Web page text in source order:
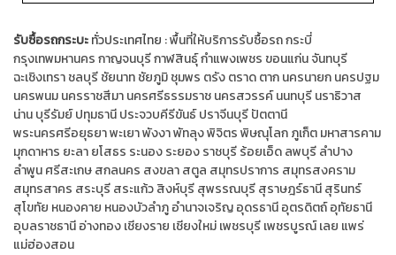
รับซื้อรถกระบะทั่วประเทศไทย :พื้นที่ให้บริการรับซื้อรถกระบี่
กรุงเทพมหานครกาญจนบุรีกาฬสินธุ์กำแพงเพชร ขอนแก่นจันทบุรี
ฉะเชิงเทราชลบุรีชัยนาทชัยภูมิชุมพร ตรังตราดตากนครนายกนครปฐม
นครพนมนครราชสีมานครศรีธรรมราชนครสวรรค์นนทบุรีนราธิวาส
น่านบุรีรัมย์ปทุมธานีประจวบคีรีขันธ์ปราจีนบุรีปัตตานี
พระนครศรีอยุธยาพะเยาพังงาพัทลุงพิจิตรพิษณุโลกภูเก็ตมหาสารคาม
มุกดาหาร ยะลายโสธร ระนองระยองราชบุรีร้อยเอ็ดลพบุรีลำปาง
ลำพูนศรีสะเกษสกลนคร สงขลาสตูล สมุทรปราการ สมุทรสงคราม
สมุทรสาคร สระบุรีสระแก้วสิงห์บุรีสุพรรณบุรีสุราษฎร์ธานีสุรินทร์
สุโขทัย หนองคาย หนองบัวลำภูอำนาจเจริญอุดรธานีอุตรดิตถ์อุทัยธานี
อุบลราชธานีอ่างทองเชียงราย เชียงใหม่เพชรบุรีเพชรบูรณ์เลย แพร่
แม่ฮ่องสอน